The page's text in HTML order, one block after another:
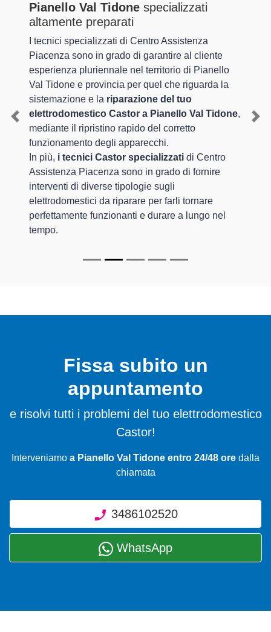
Pianello Val Tidone specializzati
altamente preparati
I tecnici specializzati di Centro Assistenza
Piacenza sono in grado di garantire al cliente
esperienza pluriennale nel territorio di Pianello
Val Tidone e provincia per quel che riguarda la
sistemazione e la riparazione del tuo
elettrodomestico Castor a Pianello Val Tidone,
mediante il ripristino rapido del corretto
funzionamento degli apparecchi.
In più, i tecnici Castor specializzati di Centro
Assistenza Piacenza sono in grado di fornire
interventi di diverse tipologie sugli
elettrodomestici da riparare per farli tornare
perfettamente funzionanti e durare a lungo nel
tempo.
Previous
Fissa subito un
appuntamento
e risolvi tutti i problemi del tuo elettrodomestico
Castor!
Interveniamo a Pianello Val Tidone entro 24/48 ore dalla
chiamata
3486102520
WhatsApp